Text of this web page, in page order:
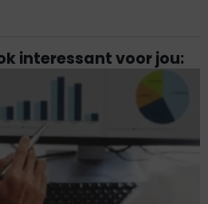
interessant voor jou: